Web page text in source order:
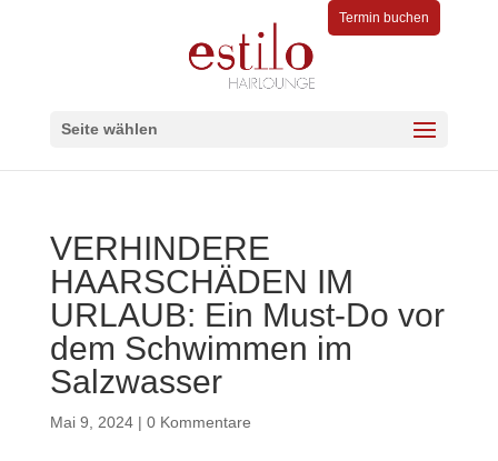
Termin buchen
Seite wählen
VERHINDERE
HAARSCHÄDEN IM
URLAUB: Ein Must-Do vor
dem Schwimmen im
Salzwasser
Mai 9, 2024| 0 Kommentare